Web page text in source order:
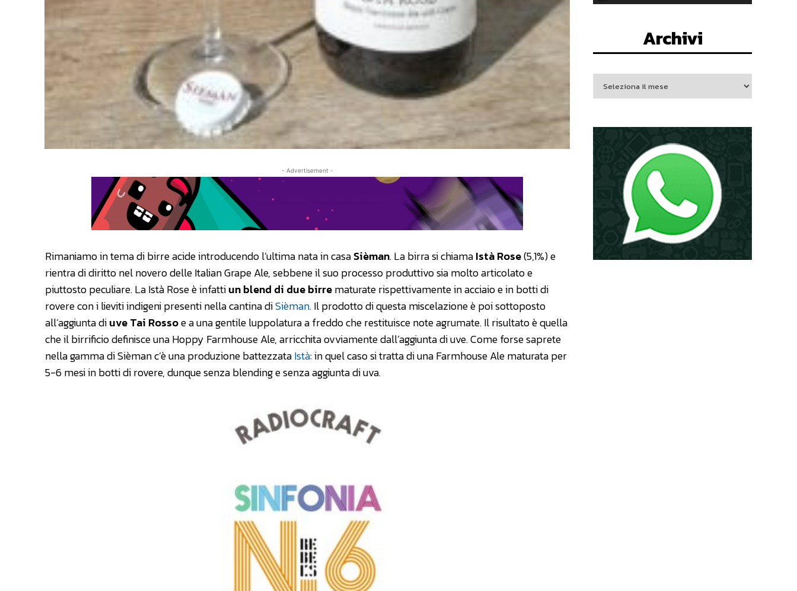
- Advertisement -
Rimaniamo in tema di birre acide introducendo l’ultima nata in casaSièman. La birra si chiamaIstà Rose(5,1%) e
rientra di diritto nel novero delle Italian Grape Ale, sebbene il suo processo produttivo sia molto articolato e
piuttosto peculiare. La Istà Rose è infattiun blend di due birrematurate rispettivamente in acciaio e in botti di
rovere con i lieviti indigeni presenti nella cantina diSièman. Il prodotto di questa miscelazione è poi sottoposto
all’aggiunta diuve Tai Rossoe a una gentile luppolatura a freddo che restituisce note agrumate. Il risultato è quella
che il birrificio definisce una Hoppy Farmhouse Ale, arricchita ovviamente dall’aggiunta di uve. Come forse saprete
nella gamma di Sièman c’è una produzione battezzataIstà: in quel caso si tratta di una Farmhouse Ale maturata per
5-6 mesi in botti di rovere, dunque senza blending e senza aggiunta di uva.
Archivi